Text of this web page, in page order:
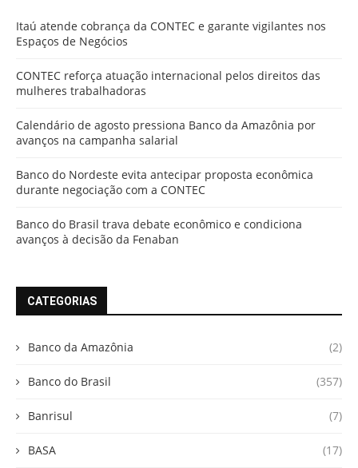
Itaú atende cobrança da CONTEC e garante vigilantes nos
Espaços de Negócios
CONTEC reforça atuação internacional pelos direitos das
mulheres trabalhadoras
Calendário de agosto pressiona Banco da Amazônia por
avanços na campanha salarial
Banco do Nordeste evita antecipar proposta econômica
durante negociação com a CONTEC
Banco do Brasil trava debate econômico e condiciona
avanços à decisão da Fenaban
CATEGORIAS
Banco da Amazônia (2)
Banco do Brasil (357)
Banrisul (7)
BASA (17)